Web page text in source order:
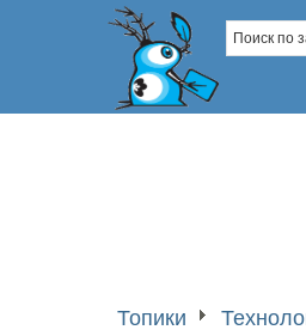
Топики